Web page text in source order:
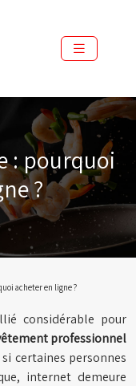
: pourquoi
?
acheter en ligne ?
considérable pour
professionnel
certaines personnes
internet demeure